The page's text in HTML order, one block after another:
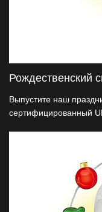
Рождественский
Выпустите наш
сертифицированный
поворотный штепсель
чистой природной
рождественское
освещение. Идеально
наше
конкурентоспособные